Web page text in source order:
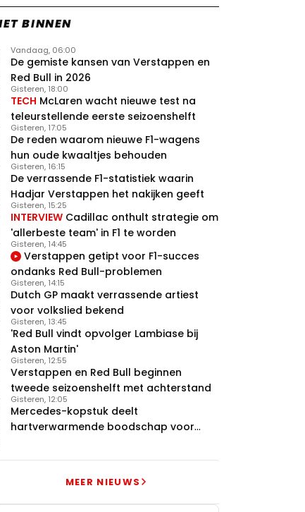
24 jul. 18:45
0
Zien: zo werkt de aangepaste
Verstappen geeft goed nieuws
over competitiviteit
23 jul. 17:45
0
Video: Red Bull slaagt in ultiem
Verstappen
0
Video: Red Bull Verstappen krijgt
vleugels in crash met Hamilton
21 jul. 14:20
2
Piastri faalt hopeloos achter het
stuur bij Jeremy Clarkson
Red Bull lijkt hardnekkig lek nu
boven te hebben
20 jul. 15:15
2
BINNEN
De gemiste kansen van Verstappen en
Red Bull in 2026
Vandaag, 06:00
TECH McLaren wacht nieuwe test na
teleurstellende eerste seizoenshelft
Gisteren, 18:00
De reden waarom nieuwe F1-wagens
hun oude kwaaltjes behouden
Gisteren, 17:05
De verrassende F1-statistiek waarin
Hadjar Verstappen het nakijken geeft
Gisteren, 16:15
INTERVIEW Cadillac onthult strategie om
'allerbeste team' in F1 te worden
Gisteren, 15:25
Verstappen getipt voor F1-succes
ondanks Red Bull-problemen
Gisteren, 14:45
Dutch GP maakt verrassende artiest
voor volkslied bekend
Gisteren, 14:15
'Red Bull vindt opvolger Lambiase bij
Aston Martin'
Gisteren, 13:45
Verstappen en Red Bull beginnen
tweede seizoenshelft met achterstand
Gisteren, 12:55
Mercedes-kopstuk deelt
hartverwarmende boodschap voor
Gisteren, 12:05
MEER NIEUWS